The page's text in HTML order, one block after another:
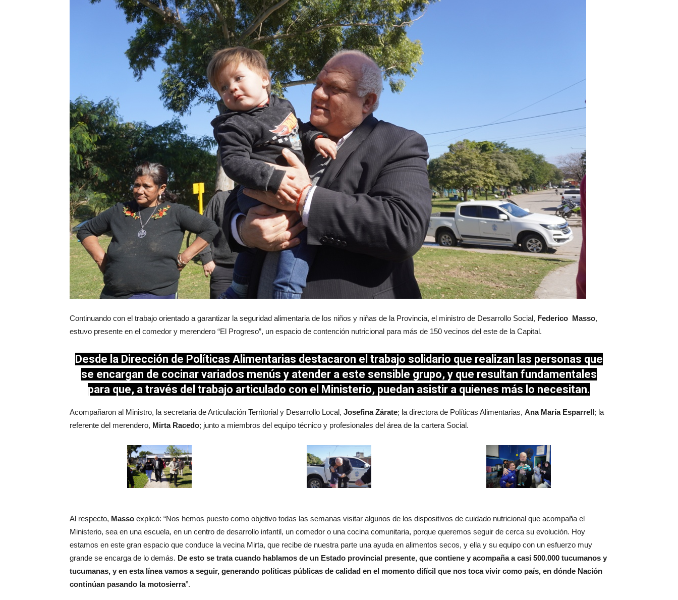
Continuando con el trabajo orientado a garantizar la seguridad alimentaria de los niños y niñas de la Provincia, el ministro de Desarrollo Social, Federico Masso,
estuvo presente en el comedor y merendero “El Progreso”, un espacio de contención nutricional para más de 150 vecinos del este de la Capital.
Desde la Dirección de Políticas Alimentarias destacaron el trabajo solidario que realizan las personas que
se encargan de cocinar variados menús y atender a este sensible grupo, y que resultan fundamentales
para que, a través del trabajo articulado con el Ministerio, puedan asistir a quienes más lo necesitan.
Acompañaron al Ministro, la secretaria de Articulación Territorial y Desarrollo Local, Josefina Zárate; la directora de Políticas Alimentarias, Ana María Esparrell; la
referente del merendero, Mirta Racedo; junto a miembros del equipo técnico y profesionales del área de la cartera Social.
Al respecto, Masso explicó: “Nos hemos puesto como objetivo todas las semanas visitar algunos de los dispositivos de cuidado nutricional que acompaña el
Ministerio, sea en una escuela, en un centro de desarrollo infantil, un comedor o una cocina comunitaria, porque queremos seguir de cerca su evolución. Hoy
estamos en este gran espacio que conduce la vecina Mirta, que recibe de nuestra parte una ayuda en alimentos secos, y ella y su equipo con un esfuerzo muy
grande se encarga de lo demás. De esto se trata cuando hablamos de un Estado provincial presente, que contiene y acompaña a casi 500.000 tucumanos y
tucumanas, y en esta línea vamos a seguir, generando políticas públicas de calidad en el momento difícil que nos toca vivir como país, en dónde Nación
continúan pasando la motosierra”.